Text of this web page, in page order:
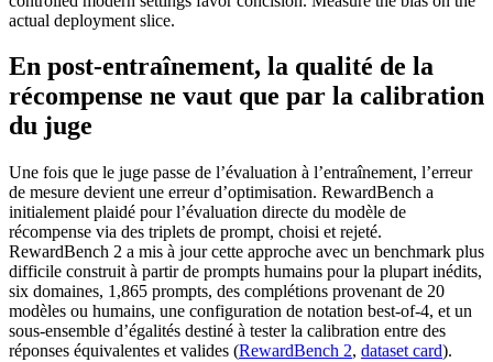
actual deployment slice.
En post-entraînement, la qualité de la
récompense ne vaut que par la calibration
du juge
Une fois que le juge passe de l’évaluation à l’entraînement, l’erreur
de mesure devient une erreur d’optimisation. RewardBench a
initialement plaidé pour l’évaluation directe du modèle de
récompense via des triplets de prompt, choisi et rejeté.
RewardBench 2 a mis à jour cette approche avec un benchmark plus
difficile construit à partir de prompts humains pour la plupart inédits,
six domaines, 1,865 prompts, des complétions provenant de 20
modèles ou humains, une configuration de notation best-of-4, et un
sous-ensemble d’égalités destiné à tester la calibration entre des
réponses équivalentes et valides (RewardBench 2, dataset card).